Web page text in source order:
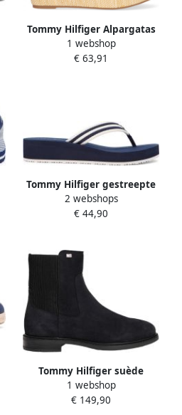
Tommy Hilfiger Alpargatas
Iconic Elba Sling Back
Sleehak Blue Dames
1 webshop
€ 63,91
Tommy Hilfiger gestreepte
teenslippers donkerblauw
2 webshops
€ 44,90
Tommy Hilfiger suède
enkellaarzen donkerblauw
1 webshop
€ 149,90